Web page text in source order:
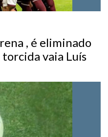
, é eliminado
torcida vaia Luís